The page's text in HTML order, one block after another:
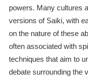
powers. Many cultures
versions of Saiki, with
on the nature of these
often associated with
techniques that aim to
debate surrounding the